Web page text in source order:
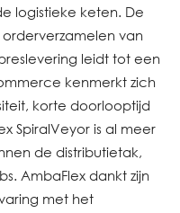
logistieke keten. De
van
leidt tot een
kenmerkt zich
korte doorlooptijd
SpiralVeyor is al meer
de distributietak,
AmbaFlex dankt zijn
met het